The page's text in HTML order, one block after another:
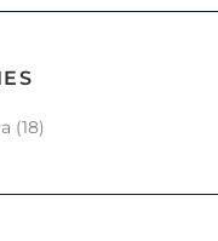
(18)